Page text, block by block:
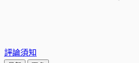
評論須知